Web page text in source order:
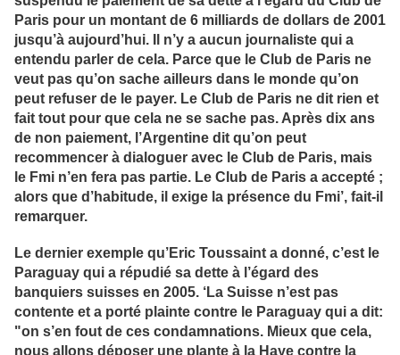
Paris pour un montant de 6 milliards de dollars de 2001
jusqu’à aujourd’hui. Il n’y a aucun journaliste qui a
entendu parler de cela. Parce que le Club de Paris ne
veut pas qu’on sache ailleurs dans le monde qu’on
peut refuser de le payer. Le Club de Paris ne dit rien et
fait tout pour que cela ne se sache pas. Après dix ans
de non paiement, l’Argentine dit qu’on peut
recommencer à dialoguer avec le Club de Paris, mais
le Fmi n’en fera pas partie. Le Club de Paris a accepté ;
alors que d’habitude, il exige la présence du Fmi’, fait-il
remarquer.
Le dernier exemple qu’Eric Toussaint a donné, c’est le
Paraguay qui a répudié sa dette à l’égard des
banquiers suisses en 2005. ‘La Suisse n’est pas
contente et a porté plainte contre le Paraguay qui a dit:
"on s’en fout de ces condamnations. Mieux que cela,
nous allons déposer une plante à la Haye contre la